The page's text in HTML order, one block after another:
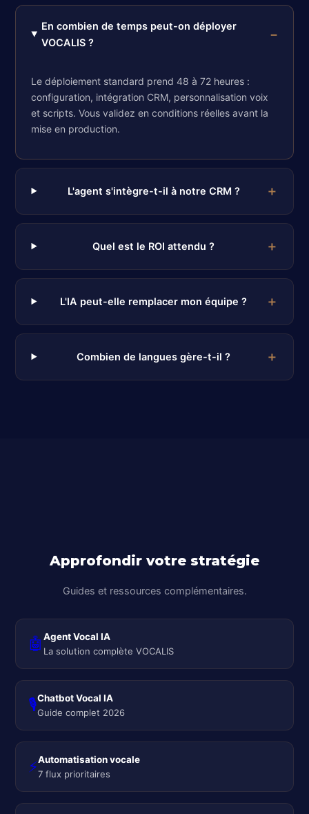
En combien de temps peut-on déployer
VOCALIS ?
Le déploiement standard prend 48 à 72 heures :
configuration, intégration CRM, personnalisation voix
et scripts. Vous validez en conditions réelles avant la
mise en production.
L'agent s'intègre-t-il à notre CRM ?
Quel est le ROI attendu ?
L'IA peut-elle remplacer mon équipe ?
Combien de langues gère-t-il ?
Approfondir votre stratégie
Guides et ressources complémentaires.
🤖Agent Vocal IA
La solution complète VOCALIS
🎙️Chatbot Vocal IA
Guide complet 2026
⚡Automatisation vocale
7 flux prioritaires